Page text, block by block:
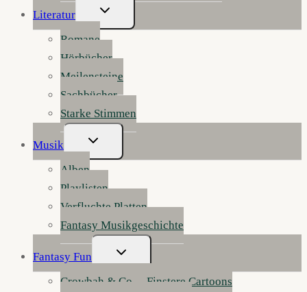
Literatur
Untermenü
Umschalten
Romane
Hörbücher
Meilensteine
Sachbücher
Starke Stimmen
Musik
Untermenü
Umschalten
Alben
Playlisten
Verfluchte Platten
Fantasy Musikgeschichte
Fantasy Fun
Untermenü
Umschalten
Crowbah & Co. – Finstere Cartoons